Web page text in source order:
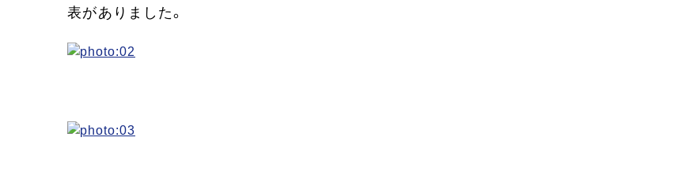
表がありました。